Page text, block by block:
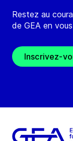
Restez au
de GEA en
Inscrivez-